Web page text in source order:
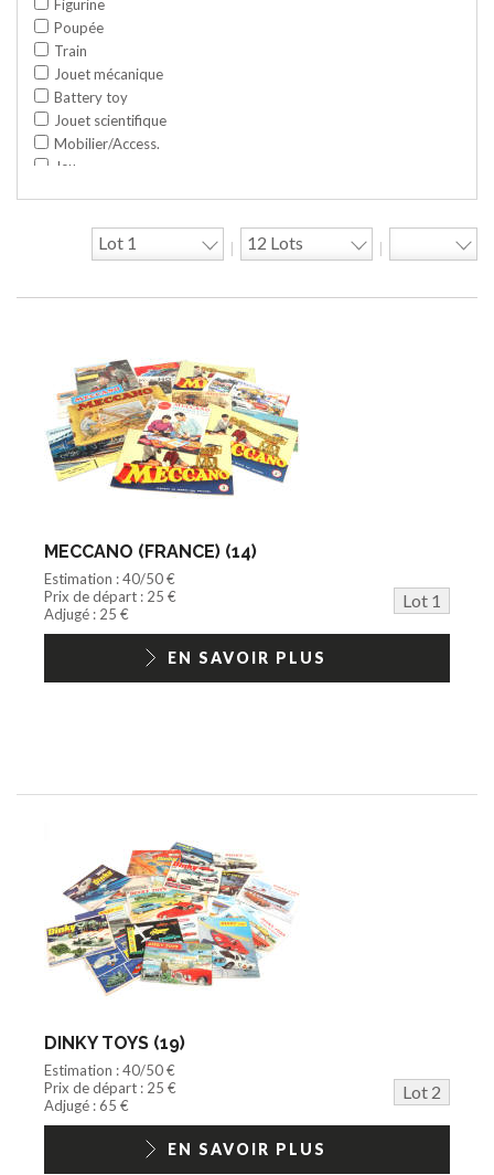
Figurine
Poupée
Train
Jouet mécanique
Battery toy
Jouet scientifique
Mobilier/Access.
Jeu
Travaux publics
Jeu construction
Cycle/Auto
Action Figure
Peluche
Disque
Agricole
Documentation
Playmobil/Lego
Barbie/Big Jim
Jouets Fast Food
Trading cards
1/18ème moderne
MECCANO (FRANCE) (14)
Estimation : 40/50 €
Prix de départ : 25 €
Lot 1
Adjugé : 25 €
EN SAVOIR PLUS
DINKY TOYS (19)
Estimation : 40/50 €
Prix de départ : 25 €
Lot 2
Adjugé : 65 €
EN SAVOIR PLUS